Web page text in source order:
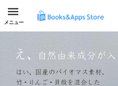
メニュー